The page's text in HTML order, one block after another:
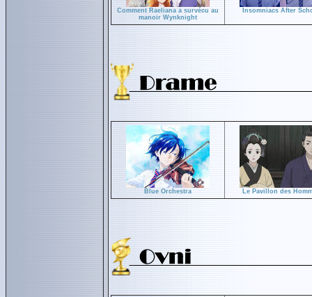
Comment Raeliana a survécu au
manoir Wynknight
Insomniacs After
Blue Orchestra Le Pavillon des